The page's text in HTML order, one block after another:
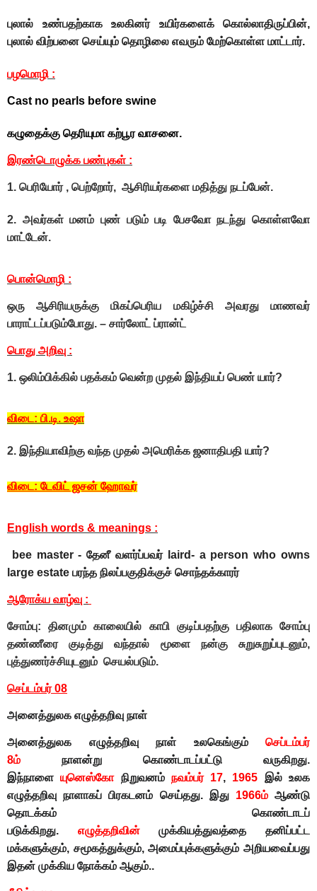
புலால் உண்பதற்காக உலகினர் உயிர்களைக் கொல்லாதிருப்பின்,
புலால் விற்பனை செய்யும் தொழிலை எவரும் மேற்கொள்ள மாட்டார்.
பழமொழி :
Cast no pearls before swine
கழுதைக்கு தெரியுமா கற்பூர வாசனை.
இரண்டொழுக்க பண்புகள் :
1. பெரியோர் , பெற்றோர், ஆசிரியர்களை மதித்து நடப்பேன்.
2. அவர்கள் மனம் புண் படும் படி பேசவோ நடந்து கொள்ளவோ
மாட்டேன்.
பொன்மொழி :
ஒரு ஆசிரியருக்கு மிகப்பெரிய மகிழ்ச்சி அவரது மாணவர்
பாராட்டப்படும்போது. – சார்லோட் ப்ரான்ட்
பொது அறிவு :
1. ஒலிம்பிக்கில் பதக்கம் வென்ற முதல் இந்தியப் பெண் யார்?
விடை: பி.டி. உஷா
2. இந்தியாவிற்கு வந்த முதல் அமெரிக்க ஜனாதிபதி யார்?
விடை: டேவிட் ஜசன் ஹோவர்
English words & meanings :
bee master - தேனீ வளர்ப்பவர் laird- a person who owns
large estate பரந்த நிலப்பகுதிக்குச் சொந்தக்காரர்
ஆரோக்ய வாழ்வு :
சோம்பு: தினமும் காலையில் காபி குடிப்பதற்கு பதிலாக சோம்பு
தண்ணீரை குடித்து வந்தால் மூளை நன்கு சுறுசுறுப்புடனும்,
புத்துணர்ச்சியுடனும் செயல்படும்.
செப்டம்பர் 08
அனைத்துலக எழுத்தறிவு நாள்
அனைத்துலக எழுத்தறிவு நாள் உலகெங்கும்
செப்டம்பர்
8ம் நாளன்று கொண்டாடப்பட்டு வருகிறது.
இந்நாளையுனெஸ்கோநிறுவனம் நவம்பர் 17, 1965 இல் உலக
எழுத்தறிவு நாளாகப் பிரகடனம் செய்தது. இது 1966ம்ஆண்டு
தொடக்கம் கொண்டாடப்
படுக்கிறது. எழுத்தறிவின்முக்கியத்துவத்தை தனிப்பட்ட
மக்களுக்கும், சமூகத்துக்கும், அமைப்புக்களுக்கும் அறியவைப்பது
இதன் முக்கிய நோக்கம் ஆகும்..